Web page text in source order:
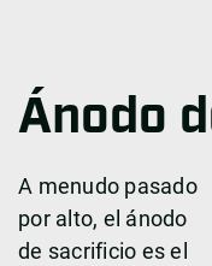
Ánodo
A menudo pasado
por alto, el ánodo
de sacrificio es el